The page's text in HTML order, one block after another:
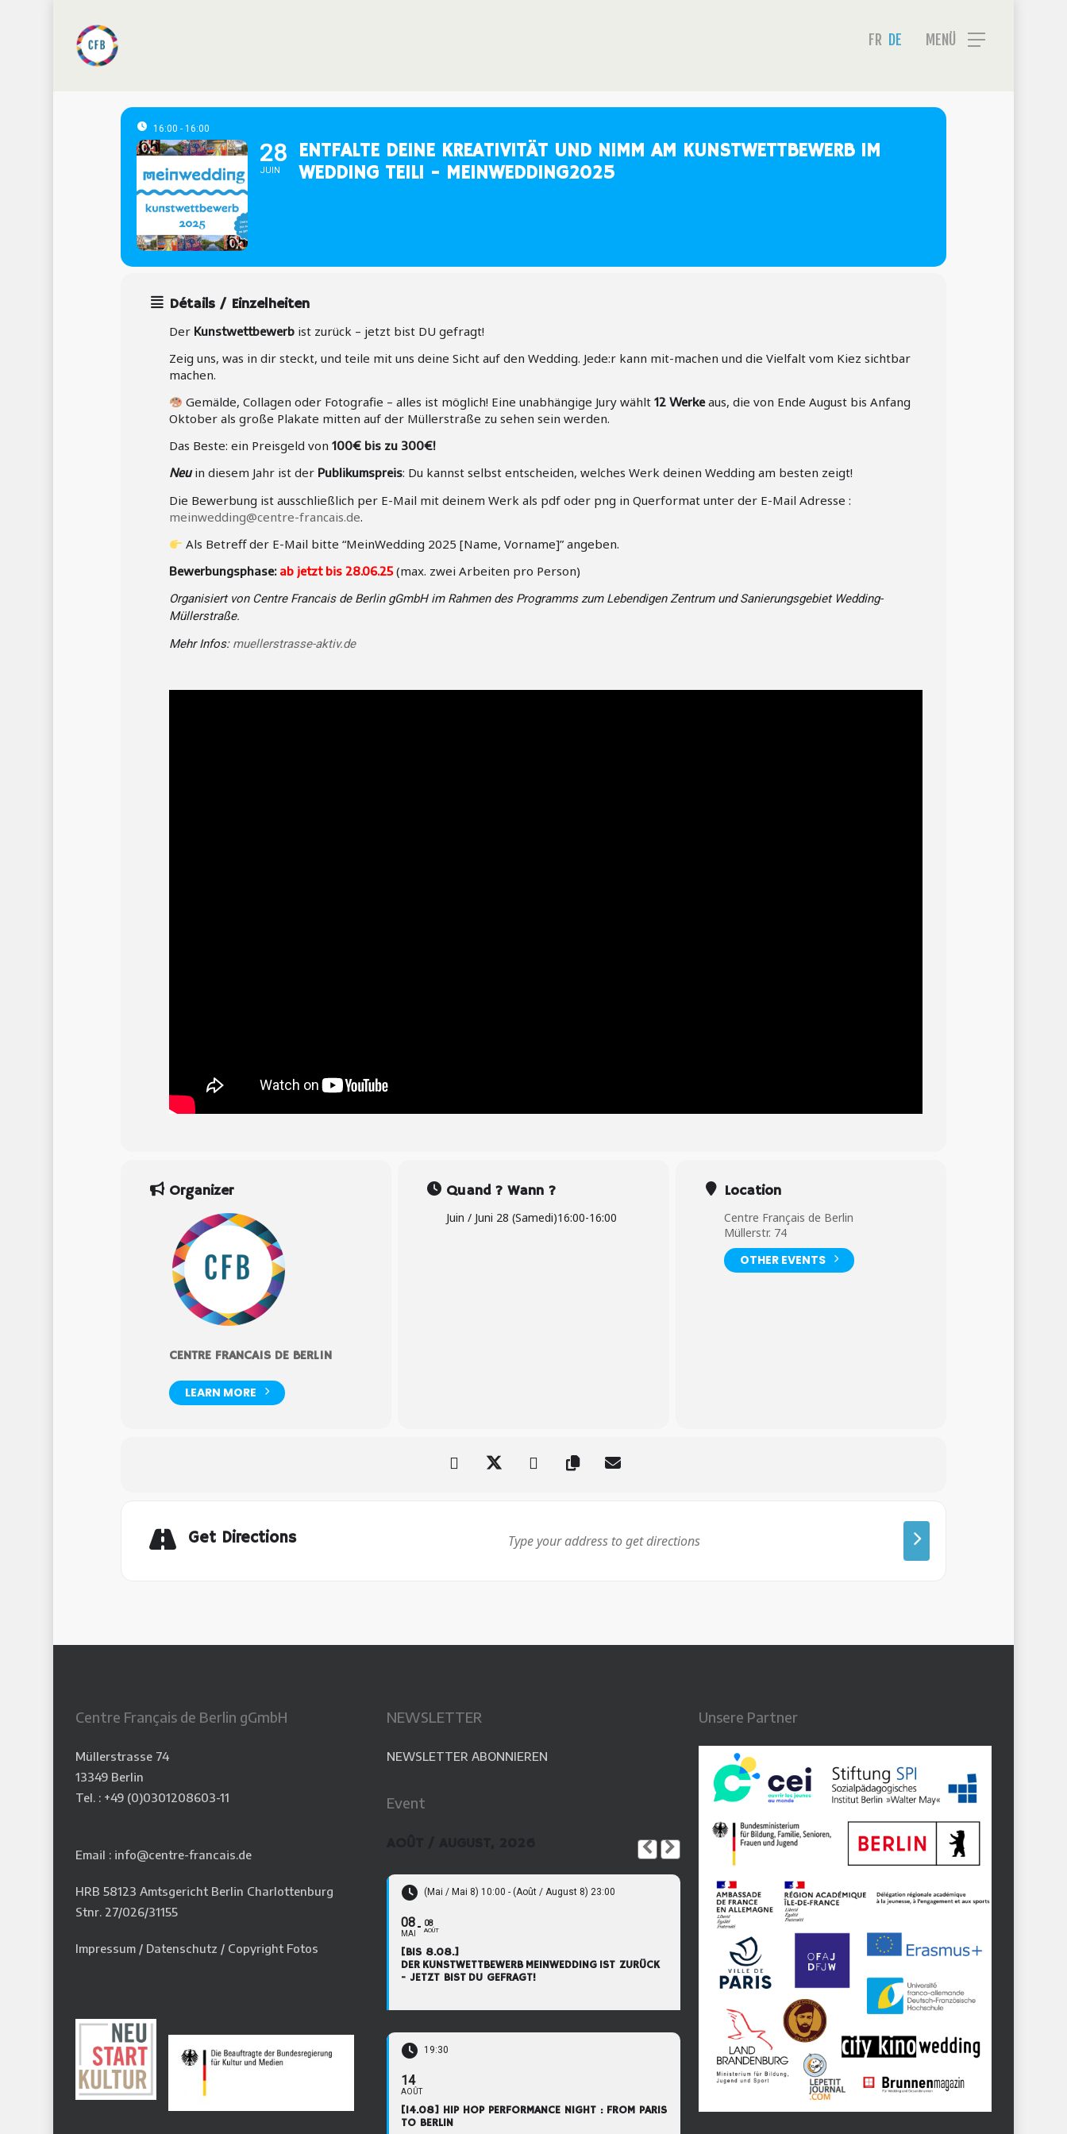
FR DE MENÜ
16:00 - 16:00
28
JUIN
ENTFALTE DEINE KREATIVITÄT UND NIMM AM KUNSTWETTBEWERB IM
WEDDING TEIL! - MEINWEDDING2025
Détails / Einzelheiten
Der Kunstwettbewerb ist zurück – jetzt bist DU gefragt!
Zeig uns, was in dir steckt, und teile mit uns deine Sicht auf den Wedding. Jede:r kann mit-machen und die Vielfalt vom Kiez sichtbar
machen.
Gemälde, Collagen oder Fotografie – alles ist möglich! Eine unabhängige Jury wählt12 Werkeaus, die von Ende August bis Anfang
Oktober als große Plakate mitten auf der Müllerstraße zu sehen sein werden.
Das Beste: ein Preisgeld von 100€ bis zu 300€!
Neu in diesem Jahr ist der Publikumspreis: Du kannst selbst entscheiden, welches Werk deinen Wedding am besten zeigt!
Die Bewerbung ist ausschließlich per E-Mail mit deinem Werk als pdf oder png in Querformat unter der E-Mail Adresse :
meinwedding@centre-francais.de.
Als Betreff der E-Mail bitte“MeinWedding 2025 [Name, Vorname]” angeben.
Bewerbungsphase: ab jetzt bis 28.06.25(max. zwei Arbeiten pro Person)
Organisiert von Centre Francais de Berlin gGmbH im Rahmen des Programms zum Lebendigen Zentrum und Sanierungsgebiet Wedding-
Müllerstraße.
Mehr Infos: muellerstrasse-aktiv.de
Organizer
CENTRE FRANCAIS DE BERLIN
LEARN MORE
Quand ? Wann ?
Juin / Juni 28 (Samedi)16:00-16:00
Location
Centre Français de Berlin
Müllerstr. 74
OTHER EVENTS
Get Directions
Centre Français de Berlin gGmbH
Müllerstrasse 74
13349 Berlin
Tel. : +49 (0)0301208603-11
Email : info@centre-francais.de
HRB 58123 Amtsgericht Berlin Charlottenburg
Stnr. 27/026/31155
Impressum / Datenschutz / Copyright Fotos
NEWSLETTER
NEWSLETTER ABONNIEREN
Event
(Mai / Mai 8) 10:00 - (Août / August 8) 23:00
08
MAI
08
AOÛT
[BIS 8.08.]
DER KUNSTWETTBEWERB MEINWEDDING IST ZURÜCK
- JETZT BIST DU GEFRAGT!
19:30
14
AOÛT
[14.08] HIP HOP PERFORMANCE NIGHT : FROM PARIS
TO BERLIN
Unsere Partner